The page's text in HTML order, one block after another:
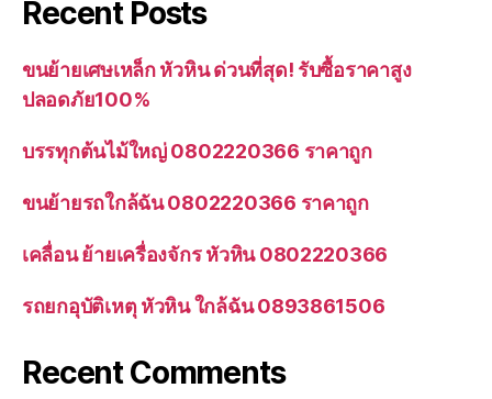
Recent Posts
ขนย้ายเศษเหล็ก หัวหิน ด่วนที่สุด! รับซื้อราคาสูง
ปลอดภัย100%
บรรทุกต้นไม้ใหญ่ 0802220366 ราคาถูก
ขนย้ายรถใกล้ฉัน 0802220366 ราคาถูก
เคลื่อน ย้ายเครื่องจักร หัวหิน 0802220366
รถยกอุบัติเหตุ หัวหิน ใกล้ฉัน 0893861506
Recent Comments